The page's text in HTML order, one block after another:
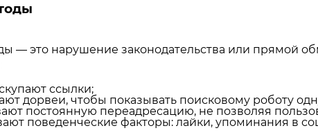
— это нарушение законодательства или прямой
ссылки;
дорвеи, чтобы показывать поисковому роботу
постоянную переадресацию, не позволяя
поведенческие факторы: лайки, упоминания в